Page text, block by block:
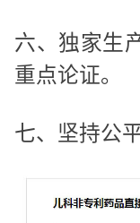
六、独家生
重点论证。
七、坚持公